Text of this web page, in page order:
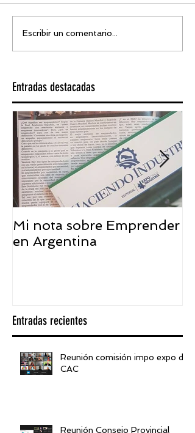
Escribir un comentario...
Entradas destacadas
Mi nota sobre Emprender
en Argentina
Entradas recientes
Reunión comisión impo expo de
CAC
Reunión Consejo Provincial